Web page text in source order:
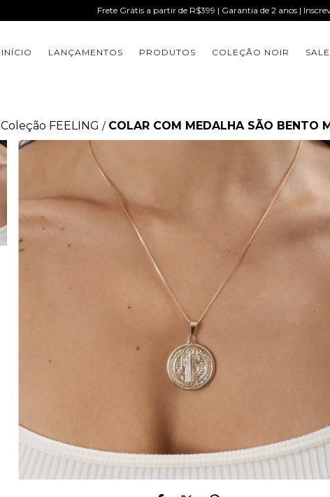
Frete Grátis a partir de R$399 | Garantia de 2 anos |
INÍCIO LANÇAMENTOS PRODUTOS COLEÇÃO NOIR SALE
Coleção FEELING / COLAR COM MEDALHA SÃO BENTO